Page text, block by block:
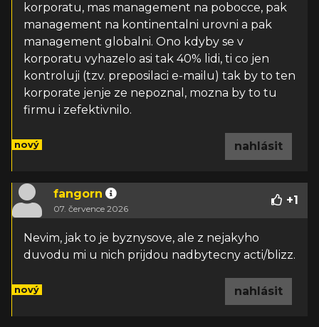
korporatu, mas management na pobocce, pak
management na kontinentalni urovni a pak
management globalni. Ono kdyby se v
korporatu vyhazelo asi tak 40% lidi, ti co jen
kontroluji (tzv. preposilaci e-mailu) tak by to ten
korporate jenje ze nepoznal, mozna by to tu
firmu i zefektivnilo.
nový nahlásit
fangorn
07. července 2026
+1
Nevim, jak to je byznysove, ale z nejakyho
duvodu mi u nich prijdou nadbytecny acti/blizz.
nový nahlásit